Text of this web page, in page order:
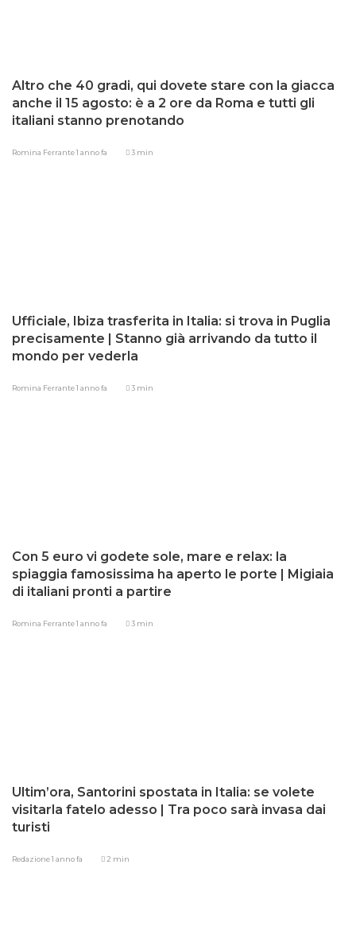
Altro che 40 gradi, qui dovete stare con la giacca
anche il 15 agosto: è a 2 ore da Roma e tutti gli
italiani stanno prenotando
Romina Ferrante1 anno fa 3 min
Ufficiale, Ibiza trasferita in Italia: si trova in Puglia
precisamente | Stanno già arrivando da tutto il
mondo per vederla
Romina Ferrante1 anno fa 3 min
Con 5 euro vi godete sole, mare e relax: la
spiaggia famosissima ha aperto le porte | Migiaia
di italiani pronti a partire
Romina Ferrante1 anno fa 3 min
Ultim’ora, Santorini spostata in Italia: se volete
visitarla fatelo adesso | Tra poco sarà invasa dai
turisti
Redazione1 anno fa 2 min